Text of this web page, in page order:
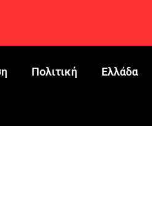
Πολιτική Ελλάδα